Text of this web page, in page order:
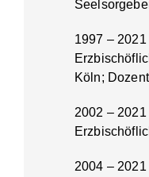
1997 –
Köln;
2002 –
2004 –